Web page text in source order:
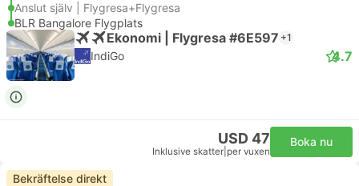
Anslut själv | Flygresa+Flygresa
BLR Bangalore Flygplats
Ekonomi | Flygresa #6E597 +1
IndiGo 4.7
USD 47
Inklusive skatter per vuxen
Boka nu
Bekräftelse direkt